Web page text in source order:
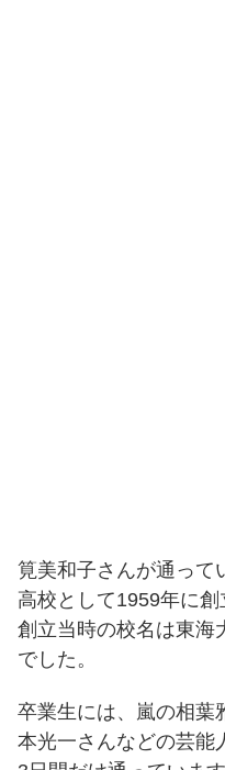
筧美和子さんが通って
高校として1959年に創
創立当時の校名は東海
でした。
卒業生には、嵐の相葉
本光一さんなどの芸能